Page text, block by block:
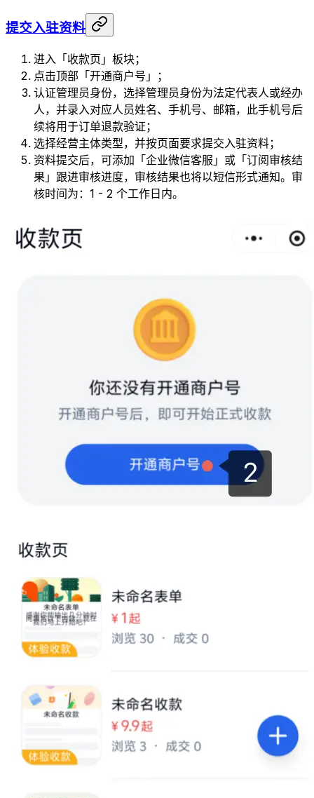
提交入驻资料
进入「收款页」板块；
点击顶部「开通商户号」；
认证管理员身份，选择管理员身份为法定代表人或经办
人，并录入对应人员姓名、手机号、邮箱，此手机号后
续将用于订单退款验证；
选择经营主体类型，并按页面要求提交入驻资料；
资料提交后，可添加「企业微信客服」或「订阅审核结
果」跟进审核进度，审核结果也将以短信形式通知。审
核时间为：1 - 2 个工作日内。